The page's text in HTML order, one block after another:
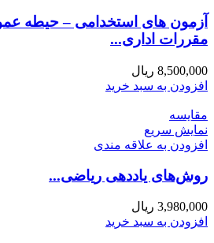
آزمون های استخدامی – حیطه
مقررات اداری...
8,500,000 ریال
افزودن به سبد خرید
مقايسه
نمایش سریع
افزودن به علاقه مندی
روش‌های یاددهی ریاضی...
3,980,000 ریال
افزودن به سبد خرید